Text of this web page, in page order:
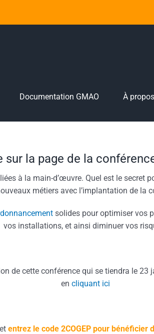
Documentation GMAO À
sur la page de la
à la main-d’œuvre. Quel est le secret
métiers avec l’implantation de la
solides pour optimiser vos
vos installations, et ainsi diminuer vos
de cette conférence qui se tiendra le
en cliquant ici
entrez le code 2COGEP pour bénéficier